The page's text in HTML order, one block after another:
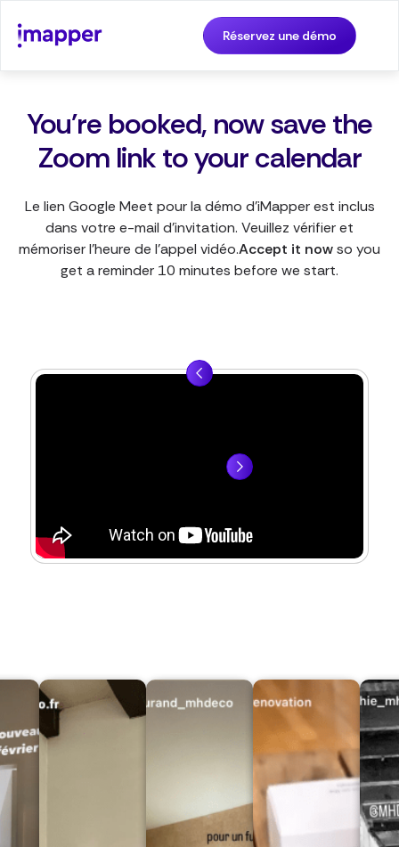
Réservez une démo
You're booked, now save the
Zoom link to your calendar
Le lien Google Meet pour la démo d'iMapper est inclus
dans votre e-mail d'invitation. Veuillez vérifier et
mémoriser l'heure de l'appel vidéo.Accept it nowso you
get a reminder 10 minutes before we start.